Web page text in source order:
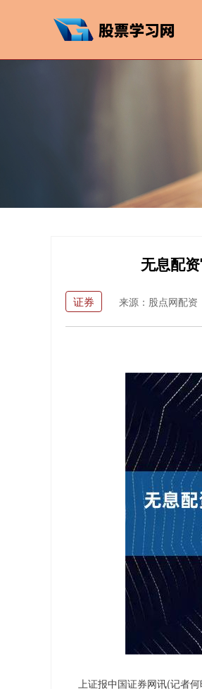
无息配
证券 来源：股点网配资
上证报中国证券网讯(记者何